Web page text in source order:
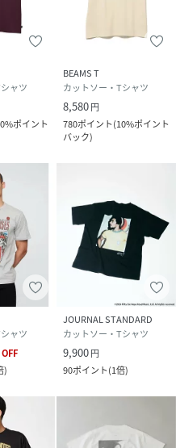
ャツ
ポイント
BEAMS T
カットソー・Tシャツ
8,580円
780ポイント(10%ポイント
バック)
ャツ
OFF
)
JOURNAL STANDARD
カットソー・Tシャツ
9,900円
90ポイント(1倍)